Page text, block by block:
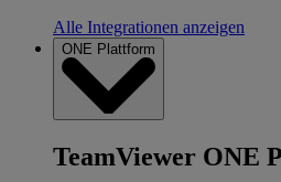
Alle Integrationen anzeigen
ONE Plattform
TeamViewer ONE